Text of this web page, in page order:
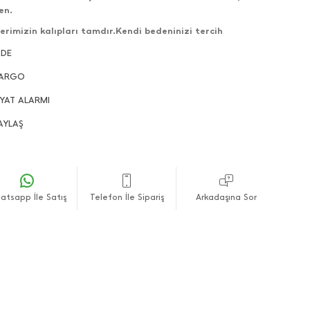
kalıpları tamdır.Kendi bedeninizi tercih
alışverişler dileriz.
ALARMI
İle Satış Telefon İle Sipariş Arkadaşına Sor